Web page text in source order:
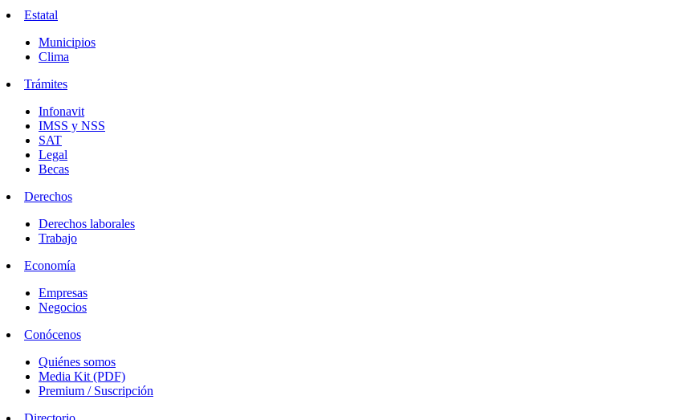
Estatal
Municipios
Clima
Trámites
Infonavit
IMSS y NSS
SAT
Legal
Becas
Derechos
Derechos laborales
Trabajo
Economía
Empresas
Negocios
Conócenos
Quiénes somos
Media Kit (PDF)
Premium / Suscripción